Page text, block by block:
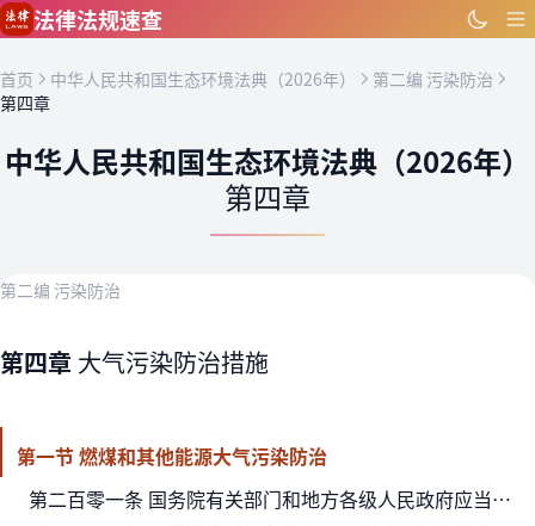
跳到主要内容
法律法规速查
首页 中华人民共和国生态环境法典（2026年）
第二编 污染防治
第四章
中华人民共和国生态环境法典（2026年）
第四章
第二编 污染防治
第四章 大气污染防治措施
第一节 燃煤和其他能源大气污染防治
第二百零一条 国务院有关部门和地方各级人民政府应当优化煤炭使用方式，减少煤炭生产、贮存、运输、使用、转化过程中的大气污染物排放。